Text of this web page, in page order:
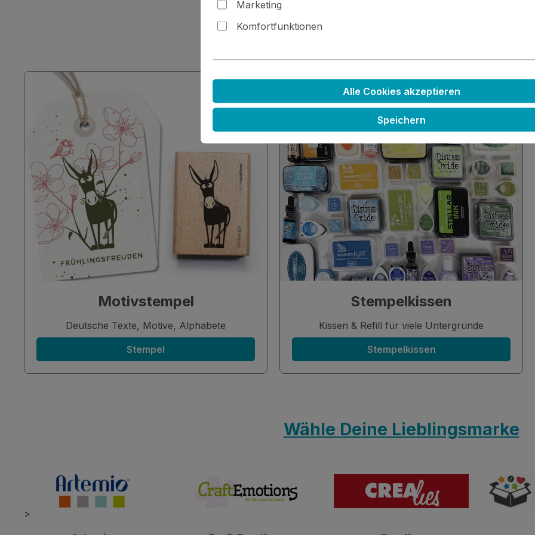
Für Menschen, die genauso gerne am Basteltisch sitzen wie
Motivstempel
Deutsche Texte, Motive, Alphabete
Stempel
Stempelkissen
Kissen & Refill für viele Untergründe
Stempelkissen
Wähle Deine Lieblingsmarke
>
Marketing
Komfortfunktionen
Alle Cookies akzeptieren
Speichern